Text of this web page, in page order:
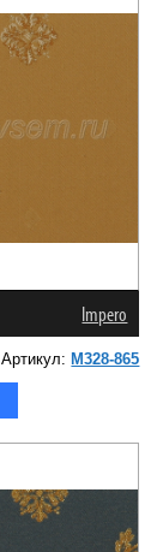
Impero
Артикул: M328-865